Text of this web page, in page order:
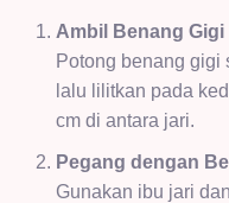
Ambil Benang Gigi
Potong benang gigi
lalu lilitkan pada
cm di antara jari.
Pegang dengan
Gunakan ibu jari